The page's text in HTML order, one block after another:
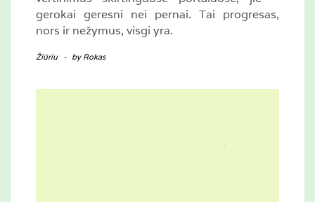
gerokai geresni nei pernai. Tai progresas,
nors ir nežymus, visgi yra.
Žiūriu - by Rokas